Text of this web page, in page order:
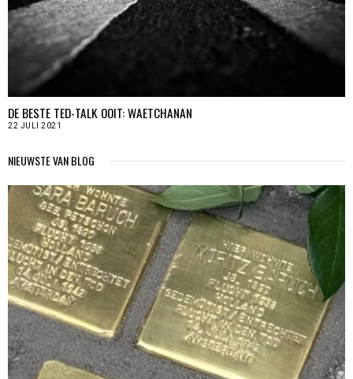
DE BESTE TED-TALK OOIT: WAETCHANAN
22 JULI 2021
NIEUWSTE VAN BLOG